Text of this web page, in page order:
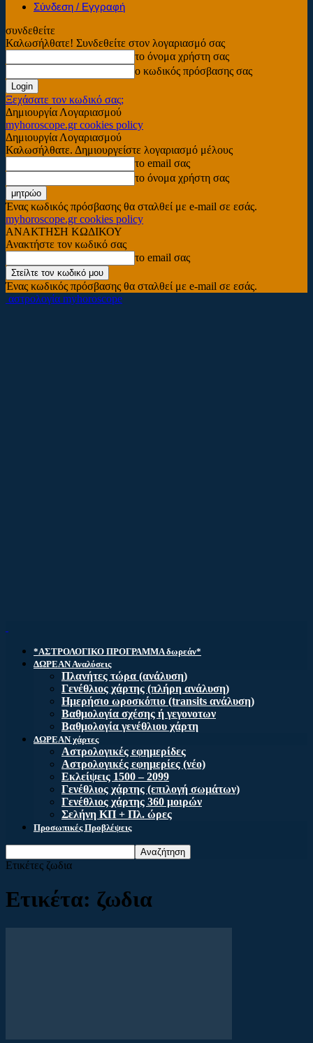
Σύνδεση / Εγγραφή
συνδεθείτε
Καλωσήλθατε! Συνδεθείτε στον λογαριασμό σας
το όνομα χρήστη σας
ο κωδικός πρόσβασης σας
Ξεχάσατε τον κωδικό σας;
Δημιουργία Λογαριασμού
myhoroscope.gr cookies policy
Δημιουργία Λογαριασμού
Καλωσήλθατε. Δημιουργείστε λογαριασμό μέλους
το email σας
το όνομα χρήστη σας
Ένας κωδικός πρόσβασης θα σταλθεί με e-mail σε εσάς.
myhoroscope.gr cookies policy
ΑΝΑΚΤΗΣΗ ΚΩΔΙΚΟΥ
Ανακτήστε τον κωδικό σας
το email σας
Ένας κωδικός πρόσβασης θα σταλθεί με e-mail σε εσάς.
αστρολογία myhoroscope
*ΑΣΤΡΟΛΟΓΙΚΟ ΠΡΟΓΡΑΜΜΑ δωρεάν*
ΔΩΡΕΑΝ Αναλύσεις
Πλανήτες τώρα (ανάλυση)
Γενέθλιος χάρτης (πλήρη ανάλυση)
Ημερήσιο ωροσκόπιο (transits ανάλυση)
Βαθμολογία σχέσης ή γεγονοτων
Βαθμολογία γενέθλιου χάρτη
ΔΩΡΕΑΝ χάρτες
Αστρολογικές εφημερίδες
Αστρολογικές εφημερίες (νέο)
Εκλείψεις 1500 – 2099
Γενέθλιος χάρτης (επιλογή σωμάτων)
Γενέθλιος χάρτης 360 μοιρών
Σελήνη ΚΠ + Πλ. ώρες
Προσωπικές Προβλέψεις
Ετικέτες ζωδια
Ετικέτα: ζωδια